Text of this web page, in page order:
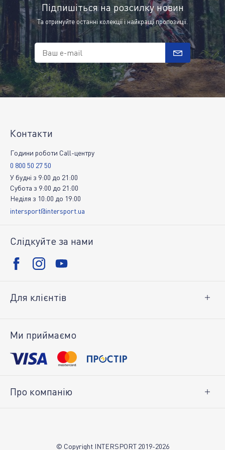
Підпишіться на розсилку новин
Та отримуйте останні колекції і найкращі пропозиції.
Ваш e-mail
Контакти
Години роботи Call-центру
0 800 50 27 50
У будні з 9:00 до 21:00
Субота з 9:00 до 21:00
Неділя з 10:00 до 19:00
intersport@intersport.ua
Слідкуйте за нами
Для клієнтів
Повернення товару
Ми приймаємо
Про компанію
© Copyright INTERSPORT 2019-2026